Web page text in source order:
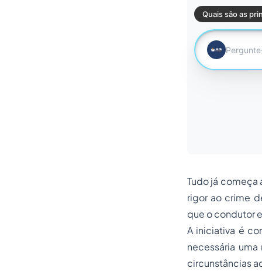
Tudo já começa
rigor ao crime
que o condutor
A iniciativa é
necessária
circunstâncias